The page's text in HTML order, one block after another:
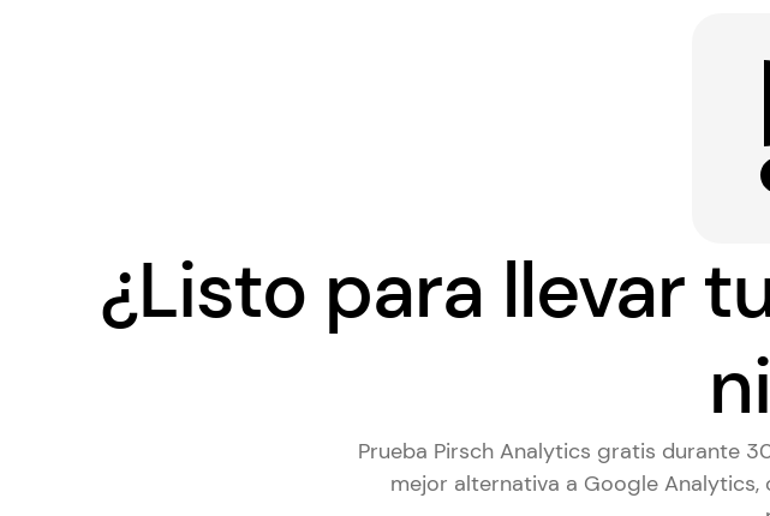
¿Listo para llevar
Prueba Pirsch Analytics gratis durante
mejor alternativa a Google Analytics,